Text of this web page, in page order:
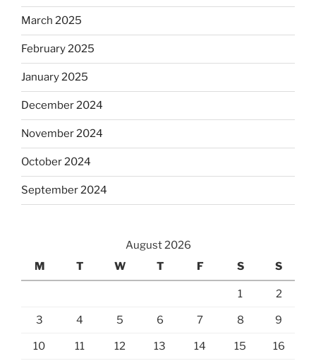
March 2025
February 2025
January 2025
December 2024
November 2024
October 2024
September 2024
August 2026
M
T W T F S S
1 2
3 4 5 6 7 8 9
10 11 12 13 14 15 16